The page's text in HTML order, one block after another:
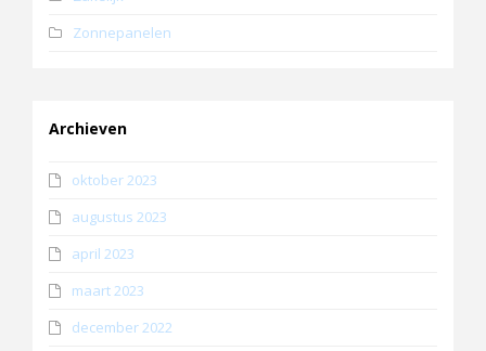
Zonnepanelen
Archieven
oktober 2023
augustus 2023
april 2023
maart 2023
december 2022